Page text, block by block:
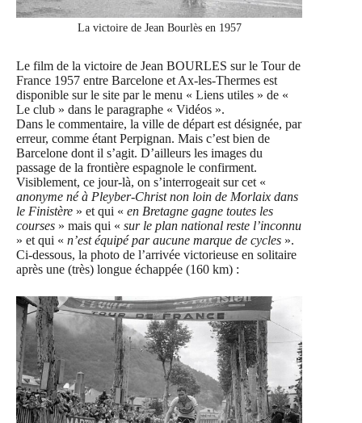
La victoire de Jean Bourlès en 1957
Le film de la victoire de Jean BOURLES sur le Tour de
France 1957 entre Barcelone et Ax-les-Thermes est
disponible sur le site par le menu « Liens utiles » de «
Le club » dans le paragraphe « Vidéos ».
Dans le commentaire, la ville de départ est désignée, par
erreur, comme étant Perpignan. Mais c’est bien de
Barcelone dont il s’agit. D’ailleurs les images du
passage de la frontière espagnole le confirment.
Visiblement, ce jour-là, on s’interrogeait sur cet «
anonyme né à Pleyber-Christ non loin de Morlaix dans
le Finistère » et qui « en Bretagne gagne toutes les
courses » mais qui « sur le plan national reste l’inconnu
» et qui « n’est équipé par aucune marque de cycles ».
Ci-dessous, la photo de l’arrivée victorieuse en solitaire
après une (très) longue échappée (160 km) :